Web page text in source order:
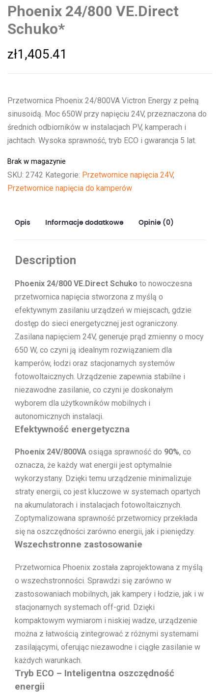
Phoenix 24/800 VE.Direct
Schuko*
zł1,405.41
Przetwornica Phoenix 24/800VA Victron Energy z pełną
sinusoidą. Moc 650W przy napięciu 24V, przeznaczona do
średnich odbiorników w instalacjach PV, kamperach i
jachtach. Wysoka sprawność, tryb ECO i gwarancja 5 lat.
Brak w magazynie
SKU: 2742 Kategorie: Przetwornice napięcia 24V,
Przetwornice napięcia do kamperów
Opis Informacje dodatkowe Opinie (0)
Description
Phoenix 24/800 VE.Direct Schuko to nowoczesna
przetwornica napięcia stworzona z myślą o
efektywnym zasilaniu urządzeń w miejscach, gdzie
dostęp do sieci energetycznej jest ograniczony.
Zasilana napięciem 24V, generuje prąd zmienny o mocy
650 W, co czyni ją idealnym rozwiązaniem dla
kamperów, łodzi oraz stacjonarnych systemów
fotowoltaicznych. Urządzenie zapewnia stabilne i
niezawodne zasilanie, co czyni je doskonałym
wyborem dla użytkowników mobilnych i
autonomicznych instalacji.
Efektywność energetyczna
Phoenix 24V/800VA osiąga sprawność do 90%, co
oznacza, że każdy wat energii jest optymalnie
wykorzystany. Dzięki temu urządzenie minimalizuje
straty energii, co jest kluczowe w systemach opartych
na akumulatorach i instalacjach fotowoltaicznych.
Zoptymalizowana sprawność przetwornicy przekłada
się na oszczędności zarówno energii, jak i pieniędzy.
Wszechstronne zastosowanie
Przetwornica Phoenix została zaprojektowana z myślą
o wszechstronności. Sprawdzi się zarówno w
zastosowaniach mobilnych, jak kampery i łodzie, jak i w
stacjonarnych systemach off-grid. Dzięki
kompaktowym wymiarom i niskiej wadze, urządzenie
można z łatwością zintegrować z różnymi systemami
zasilającymi, oferując niezawodne i ciągłe zasilanie w
każdych warunkach.
Tryb ECO – Inteligentna oszczędność
energii